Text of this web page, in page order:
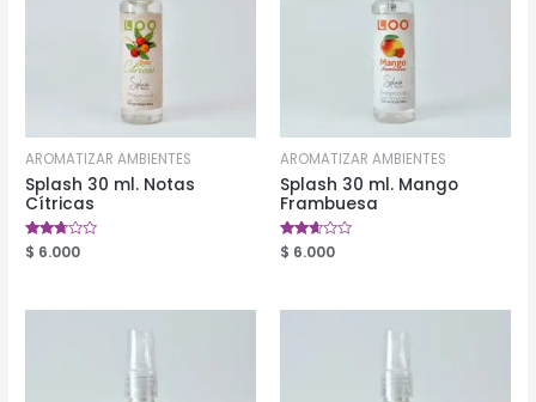
AROMATIZAR AMBIENTES
Splash 30 ml. Notas
Cítricas
Valorado
en
$ 6.000
AROMATIZAR AMBIENTES
Splash 30 ml. Mango
Frambuesa
Valorado
en
$ 6.000